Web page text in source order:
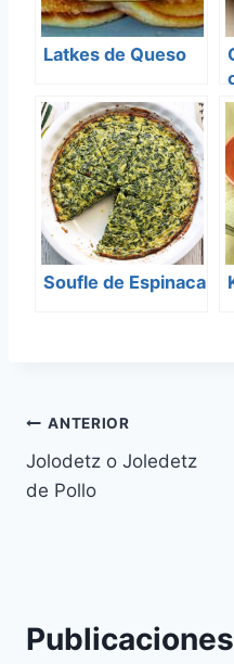
Latkes de Queso
Soufle de Espinaca
Navegación
de
ANTERIOR
Jolodetz o Joledetz
de Pollo